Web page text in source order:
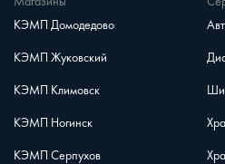
КЭМП Домодедово
КЭМП Жуковский
КЭМП Климовск
КЭМП Ногинск
КЭМП Серпухов